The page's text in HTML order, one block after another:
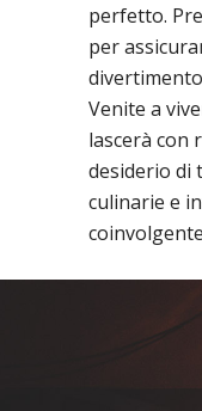
perfetto.
per
Venite a
lascerà con
desiderio di
culinarie e